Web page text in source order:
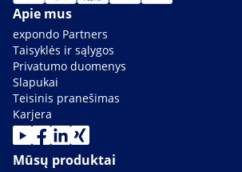
Apie mus
expondo Partners
Taisyklės ir sąlygos
Privatumo duomenys
Slapukai
Teisinis pranešimas
Karjera
Mūsų produktai